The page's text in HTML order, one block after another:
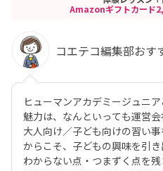
Amazonギフトカード
コエテコ編集部おす
ヒューマンアカデミージュニ
魅力は、なんといっても運営
大人向け／子ども向けの習い
からこそ、子どもの興味を引き
わからない点・つまずく点を